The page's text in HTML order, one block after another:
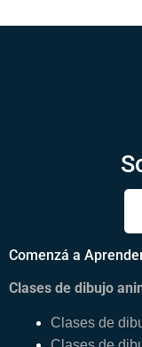
Comenzá a
Clases de dibujo
Clases de